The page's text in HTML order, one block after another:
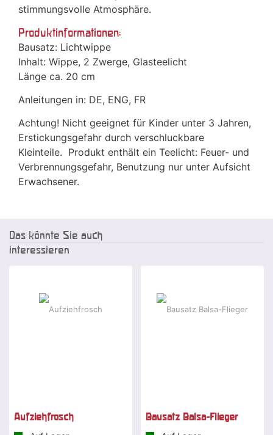
stimmungsvolle Atmosphäre.
Produktinformationen:
Bausatz: Lichtwippe
Inhalt: Wippe, 2 Zwerge, Glasteelicht
Länge ca. 20 cm
Anleitungen in: DE, ENG, FR
Achtung! Nicht geeignet für Kinder unter 3 Jahren,
Erstickungsgefahr durch verschluckbare
Kleinteile. Produkt enthält ein Teelicht: Feuer- und
Verbrennungsgefahr, Benutzung nur unter Aufsicht
Erwachsener.
Das könnte Sie auch
interessieren
Aufziehfrosch Bausatz Balsa-Flieger